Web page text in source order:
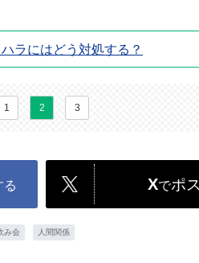
ラにはどう対処する？
1 2 3
る Xでポ
み会 人間関係